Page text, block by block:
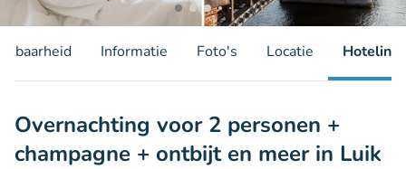
Informatie Foto's Locatie Hotelinfo
Overnachting voor 2 personen +
champagne + ontbijt en meer in Luik